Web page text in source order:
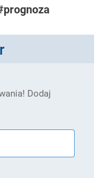
Dodaj